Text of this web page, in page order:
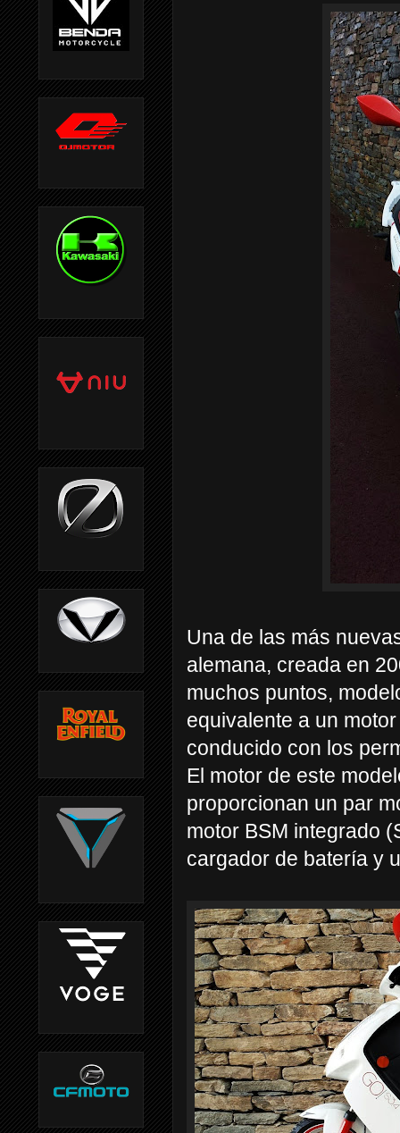
Una de las más
alemana, creada en
muchos puntos,
equivalente a un
conducido con los
El motor de este
proporcionan un par
motor BSM integrado
cargador de batería y